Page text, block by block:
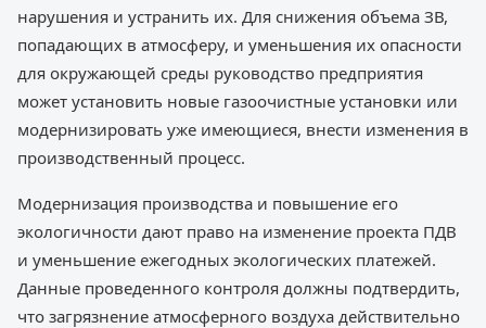
нарушения и устранить их. Для снижения объема ЗВ,
попадающих в атмосферу, и уменьшения их опасности
для окружающей среды руководство предприятия
может установить новые газоочистные установки или
модернизировать уже имеющиеся, внести изменения в
производственный процесс.
Модернизация производства и повышение его
экологичности дают право на изменение проекта ПДВ
и уменьшение ежегодных экологических платежей.
Данные проведенного контроля должны подтвердить,
что загрязнение атмосферного воздуха действительно